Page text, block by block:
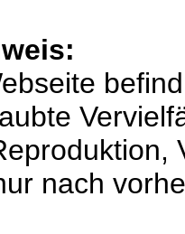
nach